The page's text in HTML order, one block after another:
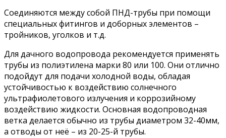
Соединяются между собой ПНД-трубы при помощи
специальных фитингов и доборных элементов –
тройников, уголков и т.д.
Для дачного водопровода рекомендуется применять
трубы из полиэтилена марки 80 или 100. Они отлично
подойдут для подачи холодной воды, обладая
устойчивостью к воздействию солнечного
ультрафиолетового излучения и коррозийному
воздействию жидкости. Основная водопроводная
ветка делается обычно из трубы диаметром 32-40мм,
а отводы от неё – из 20-25-й трубы.